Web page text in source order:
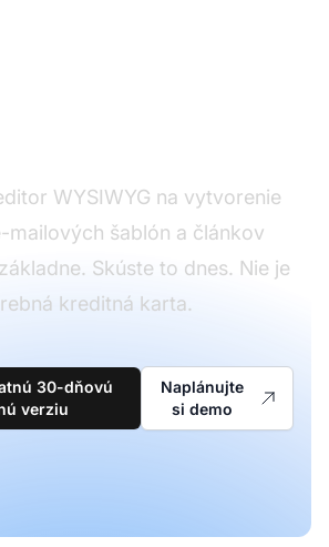
WYSIWYG na vytvorenie
mailových šablón a článkov
Skúste to dnes. Nie je
kreditná karta.
30-dňovú
verziu
Naplánujte
si demo